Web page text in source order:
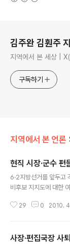
김주완 김훤주
지역에서 본 세상 |
구독하기
지역에서 본 언론
현직 시장·군수 편
6·2지방선거를 앞두고
비후보 지지도에 대한
지도 않은 지난 2월에
보도하고 있다고 한다.
29 0 2010.
사장·편집국장 사